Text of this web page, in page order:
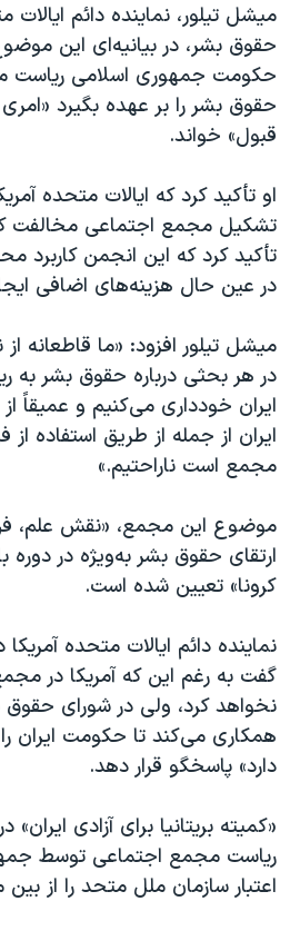
اسرائیل در جنگ
نرگس محمدی برنده جایزه نوبل صلح
همایش محافظه‌کاران آمریکا «سی‌پک»
صفحه‌های ویژه
سفر پرزیدنت ترامپ به چین
میشل تیلور، نماینده دائم ایالات
حقوق بشر، در بیانیه‌ای این
حکومت جمهوری اسلامی ریاست
حقوق بشر را بر عهده بگیرد
قبول» خواند.
تشکیل مجمع اجتماعی مخالفت
تأکید کرد که این انجمن
در عین حال هزینه‌های اضافی
میشل تیلور افزود: «ما قاطعانه
در هر بحثی درباره حقوق بشر به
ایران خودداری می‌کنیم و عمیقاً
ایران از جمله از طریق استفاده
مجمع است ناراحتیم.»
موضوع این مجمع، «نقش علم،
ارتقای حقوق بشر به‌ویژه در دوره
کرونا» تعیین شده است.
نماینده دائم ایالات متحده
گفت به رغم این که آمریکا در
نخواهد کرد، ولی در شورای
همکاری می‌کند تا حکومت ایران
دارد» پاسخگو قرار دهد.
«کمیته بریتانیا برای آزادی
ریاست مجمع اجتماعی توسط
اعتبار سازمان ملل متحد را از بین